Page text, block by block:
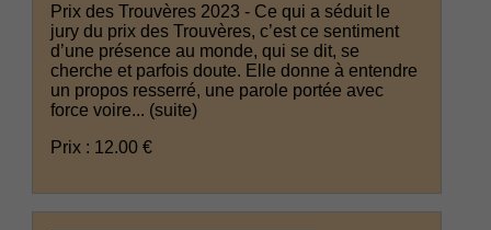
Prix des Trouvères 2023 - Ce qui a séduit le
jury du prix des Trouvères, c’est ce sentiment
d’une présence au monde, qui se dit, se
cherche et parfois doute. Elle donne à entendre
un propos resserré, une parole portée avec
force voire... (suite)
Prix : 12.00 €